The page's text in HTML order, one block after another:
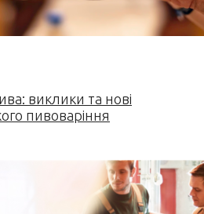
виклики та нові
пивоваріння